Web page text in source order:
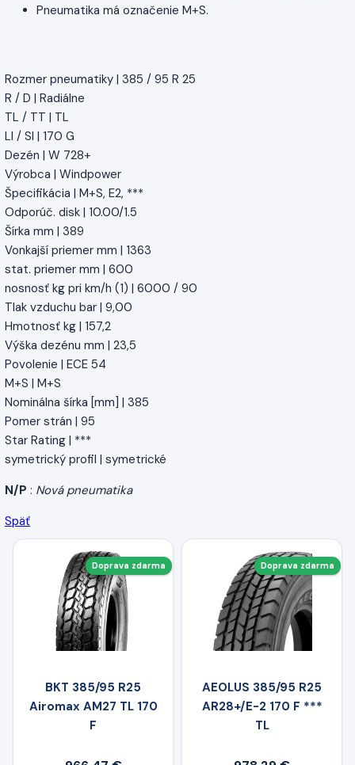
Pneumatika má označenie M+S.
Rozmer pneumatiky | 385 / 95 R 25
R / D | Radiálne
TL / TT | TL
LI / SI | 170 G
Dezén | W 728+
Výrobca | Windpower
Špecifikácia | M+S, E2, ***
Odporúč. disk | 10.00/1.5
Šírka mm | 389
Vonkajší priemer mm | 1363
stat. priemer mm | 600
nosnosť kg pri km/h (1) | 6000 / 90
Tlak vzduchu bar | 9,00
Hmotnosť kg | 157,2
Výška dezénu mm | 23,5
Povolenie | ECE 54
M+S | M+S
Nominálna šírka [mm] | 385
Pomer strán | 95
Star Rating | ***
symetrický profil | symetrické
N/P : Nová pneumatika
Späť
Doprava zdarma
BKT 385/95 R25
Airomax AM27 TL 170
F
Doprava zdarma
AEOLUS 385/95 R25
AR28+/E-2 170 F ***
TL